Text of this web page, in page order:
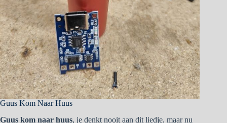
Guus Kom Naar Huus
Guus kom naar huus, je denkt nooit aan dit liedje, maar nu